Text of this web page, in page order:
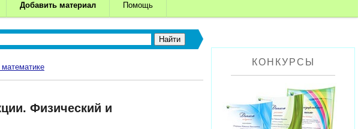
Добавить материал Помощь
Физический и
КОНКУРСЫ